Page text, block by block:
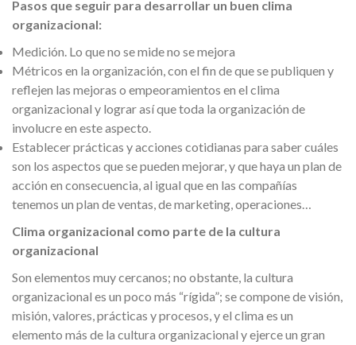
Pasos que seguir para desarrollar un buen clima
organizacional:
Medición. Lo que no se mide no se mejora
Métricos en la organización, con el fin de que se publiquen y
reflejen las mejoras o empeoramientos en el clima
organizacional y lograr así que toda la organización de
involucre en este aspecto.
Establecer prácticas y acciones cotidianas para saber cuáles
son los aspectos que se pueden mejorar, y que haya un plan de
acción en consecuencia, al igual que en las compañías
tenemos un plan de ventas, de marketing, operaciones…
Clima organizacional como parte de la cultura
organizacional
Son elementos muy cercanos; no obstante, la cultura
organizacional es un poco más “rígida”; se compone de visión,
misión, valores, prácticas y procesos, y el clima es un
elemento más de la cultura organizacional y ejerce un gran